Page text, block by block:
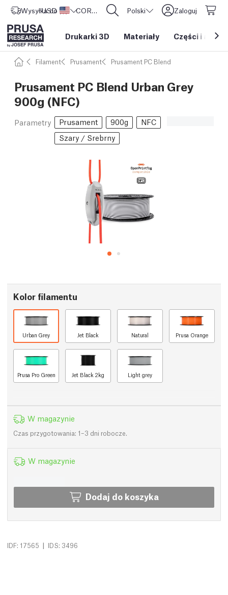
Wysyłka do Stany Zjednoczone
USD ($) CORE One L: Już w sprzedaży! Polski Zaloguj
Drukarki 3D Materiały Części i
Filament Prusament Prusament PC Blend
Prusament PC Blend Urban Grey
900g (NFC)
Parametry Prusament 900g
NFC
Szary / Srebrny
Kolor filamentu
Urban Grey Jet Black Natural Prusa Orange
Prusa Pro Green Jet Black 2kg Light grey
W magazynie
Czas przygotowania: 1–3 dni robocze.
W magazynie
Dodaj do koszyka
IDF: 17565 | IDS: 3496